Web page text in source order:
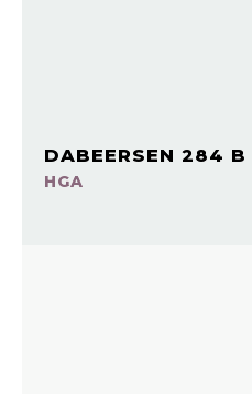
DABEERSEN 284 B
HGA